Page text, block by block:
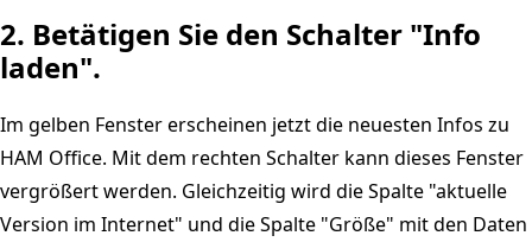
2. Betätigen Sie den Schalter "Info
laden".
Im gelben Fenster erscheinen jetzt die neuesten Infos zu
HAM Office. Mit dem rechten Schalter kann dieses Fenster
vergrößert werden. Gleichzeitig wird die Spalte "aktuelle
Version im Internet" und die Spalte "Größe" mit den Daten